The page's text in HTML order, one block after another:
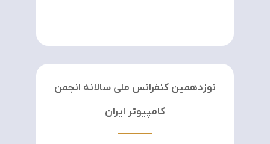
نوزدهمین کنفرانس ملی سالانه انجمن
کامپیوتر ایران